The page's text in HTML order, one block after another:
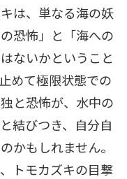
は、単なる海の妖
恐怖」と「海への
ないかということ
めて極限状態での
と恐怖が、水中の
結びつき、自分自
かもしれません。
トモカズキの目撃